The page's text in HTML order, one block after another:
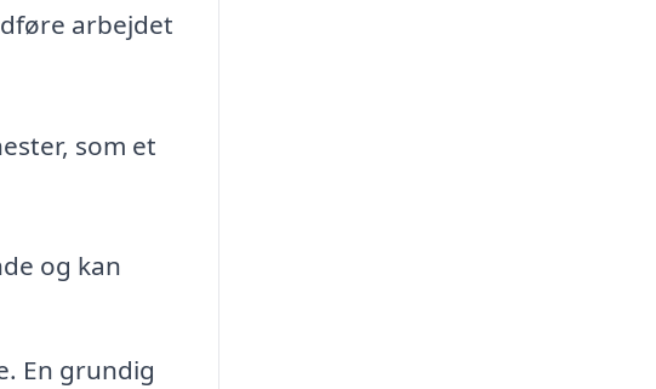
arbejdet
som et
og kan
En grundig